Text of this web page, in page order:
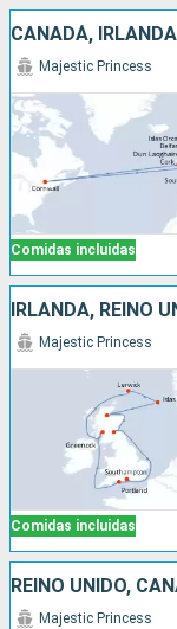
Comidas incluidas
Majestic Princess
IRLANDA, REINO
Comidas incluidas
Majestic Princess
REINO UNIDO,
Majestic Princess